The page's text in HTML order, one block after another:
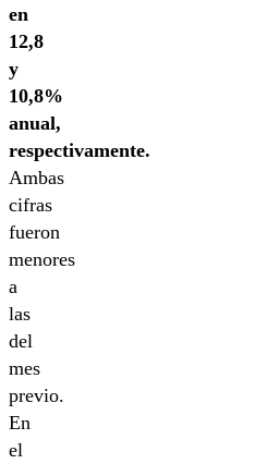
en
12,8
y
10,8%
anual,
respectivamente.
Ambas
cifras
fueron
menores
a
las
del
mes
previo.
En
el